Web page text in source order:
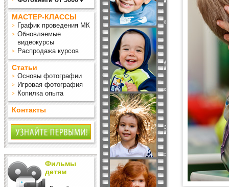
МАСТЕР-КЛАССЫ
График проведения МК
Обновляемые
видеокурсы
Распродажа курсов
Статьи
Основы фотографии
Игровая фотография
Копилка опыта
Контакты
Фильмы
детям